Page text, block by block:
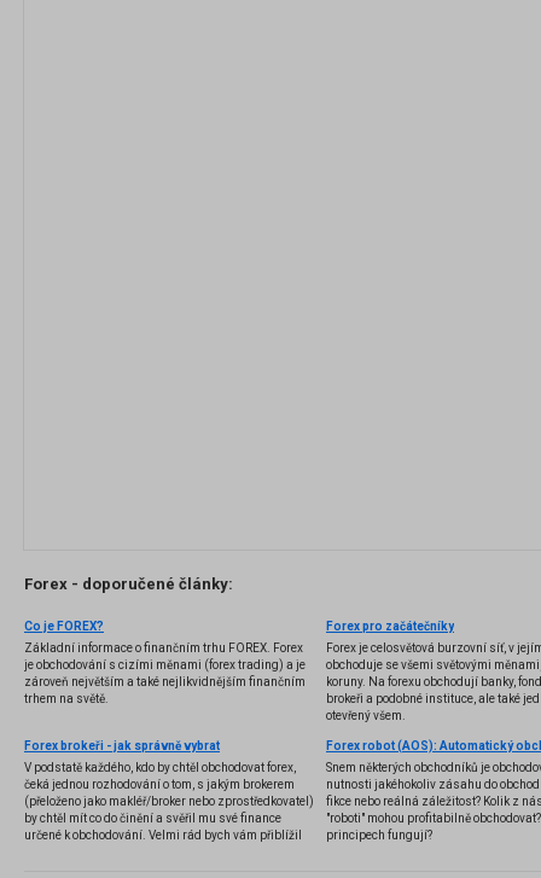
Forex - doporučené články:
Co je FOREX?
Základní informace o finančním trhu FOREX. Forex
je obchodování s cizími měnami (forex trading) a je
zároveň největším a také nejlikvidnějším finančním
trhem na světě.
Forex pro začátečníky
Forex je celosvětová burzovní síť, v
obchoduje se všemi světovými
koruny. Na forexu obchodují banky,
brokeři a podobné instituce, ale také
otevřený všem.
Forex brokeři - jak správně vybrat
V podstatě každého, kdo by chtěl obchodovat forex,
čeká jednou rozhodování o tom, s jakým brokerem
(přeloženo jako makléř/broker nebo zprostředkovatel)
by chtěl mít co do činění a svěřil mu své finance
určené k obchodování. Velmi rád bych vám přiblížil
Snem některých obchodníků je
nutnosti jakéhokoliv zásahu do
fikce nebo reálná záležitost? Kolik z
"roboti" mohou profitabilně
principech fungují?